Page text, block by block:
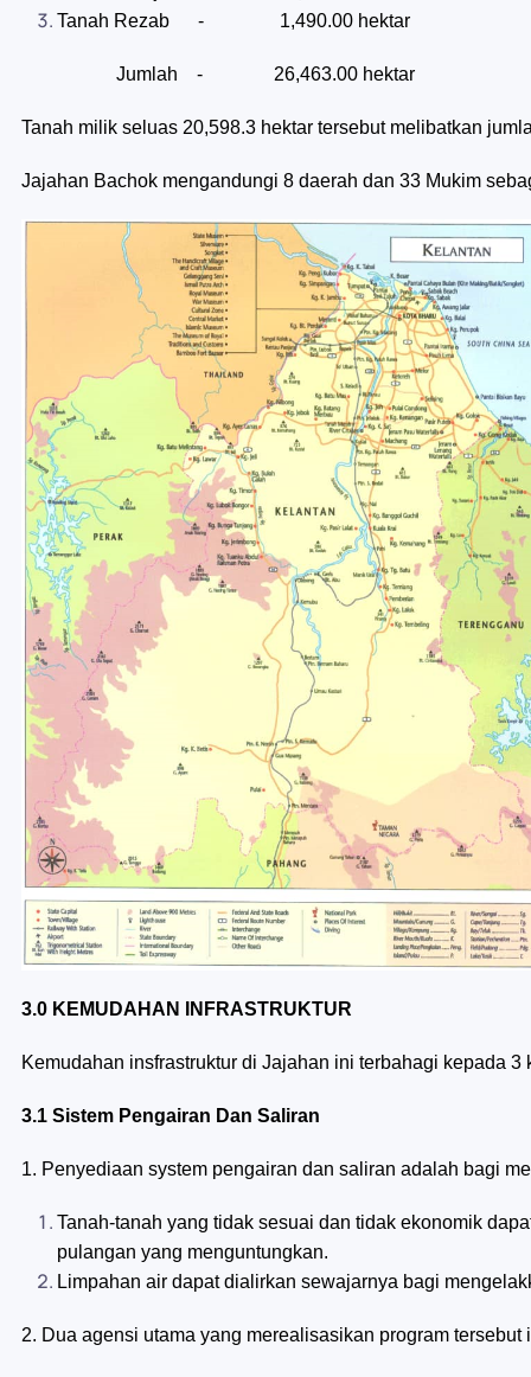
Tanah Rezab - 1,490.00 hektar
Jumlah - 26,463.00 hektar
Tanah milik seluas 20,598.3 hektar tersebut melibatkan
Jajahan Bachok mengandungi 8 daerah dan 33 Mukim
3.0 KEMUDAHAN INFRASTRUKTUR
Kemudahan insfrastruktur di Jajahan ini terbahagi kepada 3
3.1 Sistem Pengairan Dan Saliran
1. Penyediaan system pengairan dan saliran adalah bagi
Tanah-tanah yang tidak sesuai dan tidak ekonomik
pulangan yang menguntungkan.
Limpahan air dapat dialirkan sewajarnya bagi
2. Dua agensi utama yang merealisasikan program